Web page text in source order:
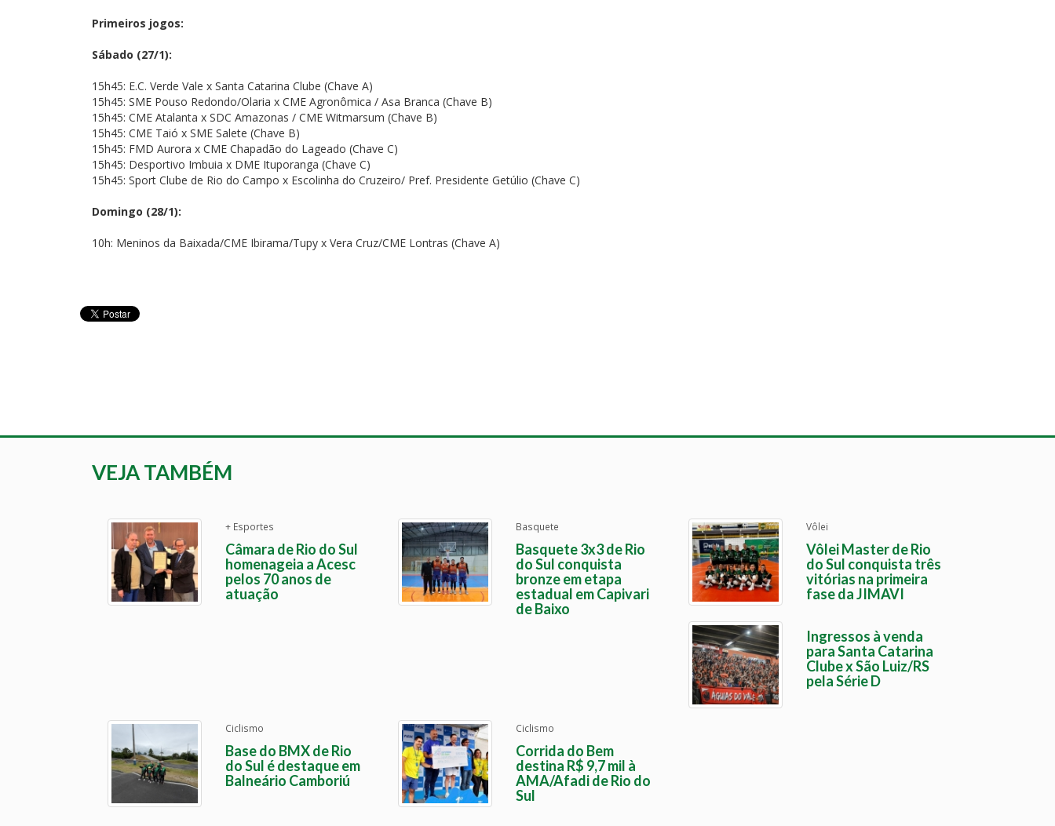
Primeiros jogos:
Sábado (27/1):
15h45: E.C. Verde Vale x Santa Catarina Clube (Chave A)
15h45: SME Pouso Redondo/Olaria x CME Agronômica / Asa Branca (Chave B)
15h45: CME Atalanta x SDC Amazonas / CME Witmarsum (Chave B)
15h45: CME Taió x SME Salete (Chave B)
15h45: FMD Aurora x CME Chapadão do Lageado (Chave C)
15h45: Desportivo Imbuia x DME Ituporanga (Chave C)
15h45: Sport Clube de Rio do Campo x Escolinha do Cruzeiro/ Pref. Presidente Getúlio (Chave C)
Domingo (28/1):
10h: Meninos da Baixada/CME Ibirama/Tupy x Vera Cruz/CME Lontras (Chave A)
VEJA TAMBÉM
+ Esportes
Câmara de Rio do Sul
homenageia a Acesc
pelos 70 anos de
atuação
Basquete
Basquete 3x3 de Rio
do Sul conquista
bronze em etapa
estadual em Capivari
de Baixo
Vôlei
Vôlei Master de Rio
do Sul conquista três
vitórias na primeira
fase da JIMAVI
Ingressos à venda
para Santa Catarina
Clube x São Luiz/RS
pela Série D
Ciclismo
Base do BMX de Rio
do Sul é destaque em
Balneário Camboriú
Ciclismo
Corrida do Bem
destina R$ 9,7 mil à
AMA/Afadi de Rio do
Sul